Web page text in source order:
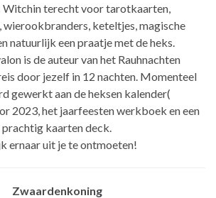
terecht voor tarotkaarten,
wierookbranders, keteltjes, magische
natuurlijk een praatje met de heks.
is de auteur van het Rauhnachten
door jezelf in 12 nachten. Momenteel
gewerkt aan de heksen kalender(
2023, het jaarfeesten werkboek en een
prachtig kaarten deck.
ernaar uit je te ontmoeten!
Zwaardenkoning